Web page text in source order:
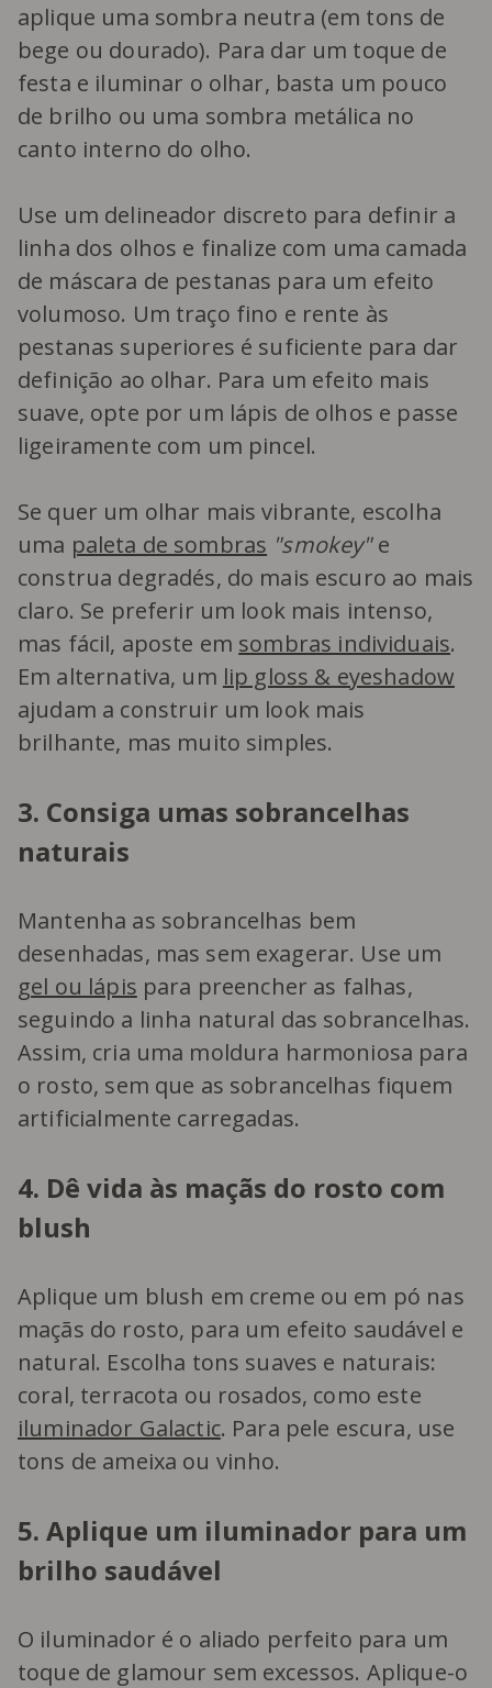
aplique uma sombra neutra (em tons de
bege ou dourado). Para dar um toque de
festa e iluminar o olhar, basta um pouco
de brilho ou uma sombra metálica no
canto interno do olho.
Use um delineador discreto para definir a
linha dos olhos e finalize com uma camada
de máscara de pestanas para um efeito
volumoso. Um traço fino e rente às
pestanas superiores é suficiente para dar
definição ao olhar. Para um efeito mais
suave, opte por um lápis de olhos e passe
ligeiramente com um pincel.
Se quer um olhar mais vibrante, escolha
uma paleta de sombras "smokey"e
construa degradés, do mais escuro ao mais
claro. Se preferir um look mais intenso,
mas fácil, aposte em sombras individuais.
Em alternativa, um lip gloss & eyeshadow
ajudam a construir um look mais
brilhante, mas muito simples.
3. Consiga umas sobrancelhas
naturais
Mantenha as sobrancelhas bem
desenhadas, mas sem exagerar. Use um
gel ou lápis para preencher as falhas,
seguindo a linha natural das sobrancelhas.
Assim, cria uma moldura harmoniosa para
o rosto, sem que as sobrancelhas fiquem
artificialmente carregadas.
4. Dê vida às maçãs do rosto com
blush
Aplique um blush em creme ou em pó nas
maçãs do rosto, para um efeito saudável e
natural. Escolha tons suaves e naturais:
coral, terracota ou rosados, como este
iluminador Galactic. Para pele escura, use
tons de ameixa ou vinho.
5. Aplique um iluminador para um
brilho saudável
O iluminador é o aliado perfeito para um
toque de glamour sem excessos. Aplique-o